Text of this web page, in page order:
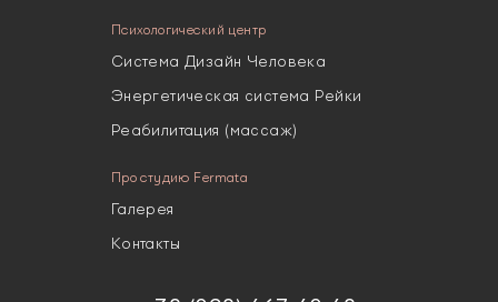
Психологический центр
Система Дизайн Человека
Энергетическая система Рейки
Реабилитация (массаж)
Про студию Fermata
Галерея
Контакты